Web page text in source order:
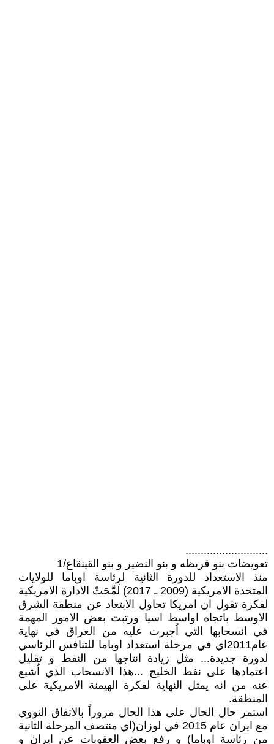
...........................
تعويضات بنو قريظه و بنو النضير و بنو القينقاع/1
منذ الاستعداد للدورة الثانية لرئاسة اوباما للولايات
المتحدة الامريكية (2009 ـ 2017) لَمَّحَتْ الادارة الامريكية
لفكرة تقول ان امريكا تحاول الابتعاد عن منطقة الشرق
الاوسط باتجاه اواسط اسيا ورتبت بعض الامور المهمة
في انسحابها التي اُجبرت عليه من العراق في نهاية
عام2011اي في مرحلة استعداد اوباما للتنافس الرئاسي
لدورة جديدة... مثل زيادة انتاجها من النفط و تقليل
اعتمادها على نفط الخليج ...هذا الانسحاب الذي اُشيع
عنه من انه يمثل النهاية لفكرة الهيمنة الامريكية على
المنطقة.
استمر حال الحال على هذا الحال مروراً بالاتفاق النووي
مع ايران عام 2015 في لوزان(اي منتصف المرحلة الثانية
من رئاسة اوباما) و رفع بعض العقوبات عن ايران و